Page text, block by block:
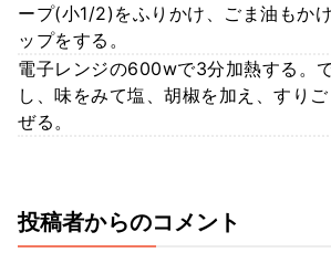
ープ(小1/2)をふりかけ、ごま油もか
ップをする。
電子レンジの600wで3分加熱する。
し、味をみて塩、胡椒を加え、すり
ぜる。
投稿者からのコメント